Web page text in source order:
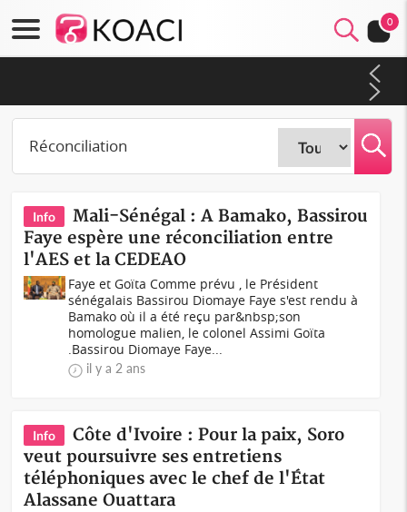
0
arriérés du SMIG 2023
Info
Mali-Sénégal : A Bamako, Bassirou
Faye espère une réconciliation entre
l'AES et la CEDEAO
Faye et Goïta Comme prévu , le Président
sénégalais Bassirou Diomaye Faye s'est rendu à
Bamako où il a été reçu par&nbsp;son
homologue malien, le colonel Assimi Goïta
.Bassirou Diomaye Faye...
il y a 2 ans
Info
Côte d'Ivoire : Pour la paix, Soro
veut poursuivre ses entretiens
téléphoniques avec le chef de l'État
Alassane Ouattara